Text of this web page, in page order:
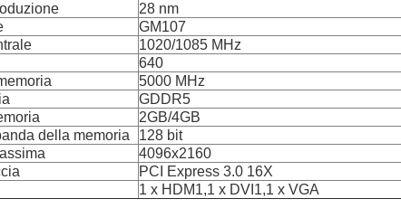
28 nm
GM107
1020/1085 MHz
640
5000 MHz
GDDR5
2GB/4GB
della memoria
128 bit
4096x2160
PCI Express 3.0 16X
1 x HDM1,1 x DVI1,1 x VGA